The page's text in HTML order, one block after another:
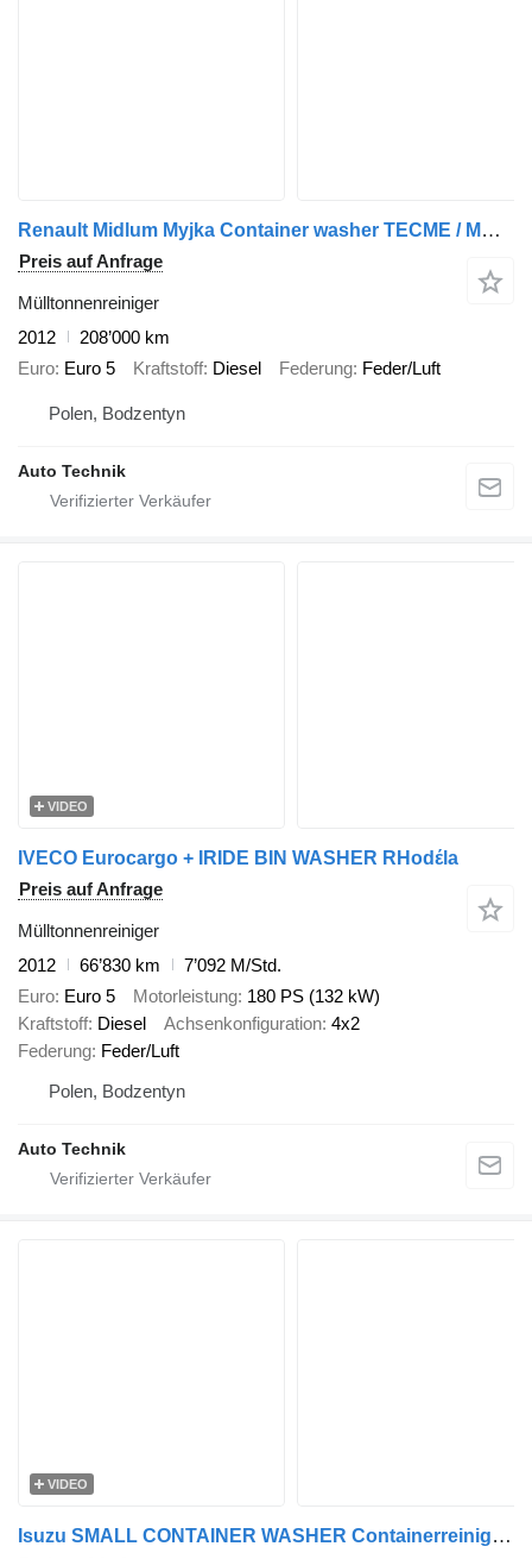
Renault Midlum Myjka Container washer TECME / MOWA Mülltonnenreiniger
Preis auf Anfrage
Mülltonnenreiniger
2012
208’000 km
Euro Euro 5 Kraftstoff Diesel Federung Feder/Luft
Polen, Bodzentyn
Auto Technik
VIDEO
IVECO Eurocargo + IRIDE BIN WASHER RHodέla
Preis auf Anfrage
Mülltonnenreiniger
2012
66’830 km
7’092 M/Std.
Euro Euro 5 Motorleistung 180 PS (132 kW)
Kraftstoff Diesel Achsenkonfiguration 4x2
Federung Feder/Luft
Polen, Bodzentyn
Auto Technik
VIDEO
Isuzu SMALL CONTAINER WASHER Containerreiniger - FARID